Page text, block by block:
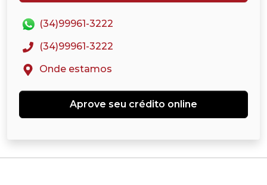
(34)99961-3222
(34)99961-3222
Onde estamos
Aprove seu crédito online